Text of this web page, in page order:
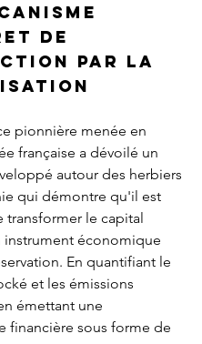
de
par la
pionnière menée en
française a dévoilé un
autour des herbiers
qui démontre qu'il est
transformer le capital
instrument économique
En quantifiant le
et les émissions
émettant une
financière sous forme de